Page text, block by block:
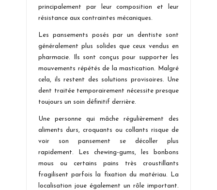
principalement par leur composition et leur
résistance aux contraintes mécaniques.
Les pansements posés par un dentiste sont
généralement plus solides que ceux vendus en
pharmacie. Ils sont conçus pour supporter les
mouvements répétés de la mastication. Malgré
cela, ils restent des solutions provisoires. Une
dent traitée temporairement nécessite presque
toujours un soin définitif derrière.
Une personne qui mâche régulièrement des
aliments durs, croquants ou collants risque de
voir son pansement se décoller plus
rapidement. Les chewing-gums, les bonbons
mous ou certains pains très croustillants
fragilisent parfois la fixation du matériau. La
localisation joue également un rôle important.